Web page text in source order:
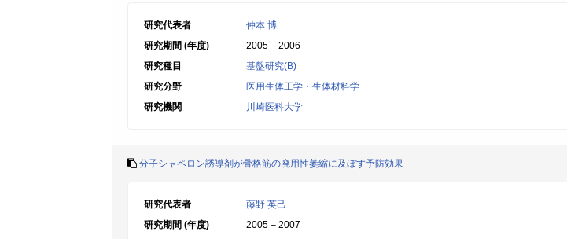
研究代表者
仲本 博
研究期間 (年度)
2005 – 2006
研究種目
基盤研究(B)
研究分野
医用生体工学・生体材料学
研究機関
川崎医科大学
分子シャペロン誘導剤が骨格筋の廃用性萎縮に及ぼす予防効果
研究代表者
藤野 英己
研究期間 (年度)
2005 – 2007